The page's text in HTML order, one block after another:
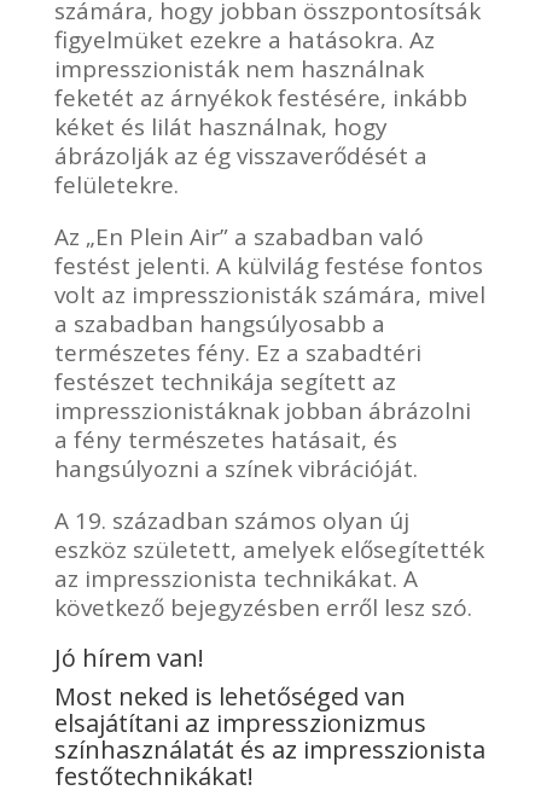
számára, hogy jobban összpontosítsák
figyelmüket ezekre a hatásokra. Az
impresszionisták nem használnak
feketét az árnyékok festésére, inkább
kéket és lilát használnak, hogy
ábrázolják az ég visszaverődését a
felületekre.
Az „En Plein Air” a szabadban való
festést jelenti. A külvilág festése fontos
volt az impresszionisták számára, mivel
a szabadban hangsúlyosabb a
természetes fény. Ez a szabadtéri
festészet technikája segített az
impresszionistáknak jobban ábrázolni
a fény természetes hatásait, és
hangsúlyozni a színek vibrációját.
A 19. században számos olyan új
eszköz született, amelyek elősegítették
az impresszionista technikákat. A
következő bejegyzésben erről lesz szó.
Jó hírem van!
Most neked is lehetőséged van
elsajátítani az impresszionizmus
színhasználatát és az impresszionista
festőtechnikákat!